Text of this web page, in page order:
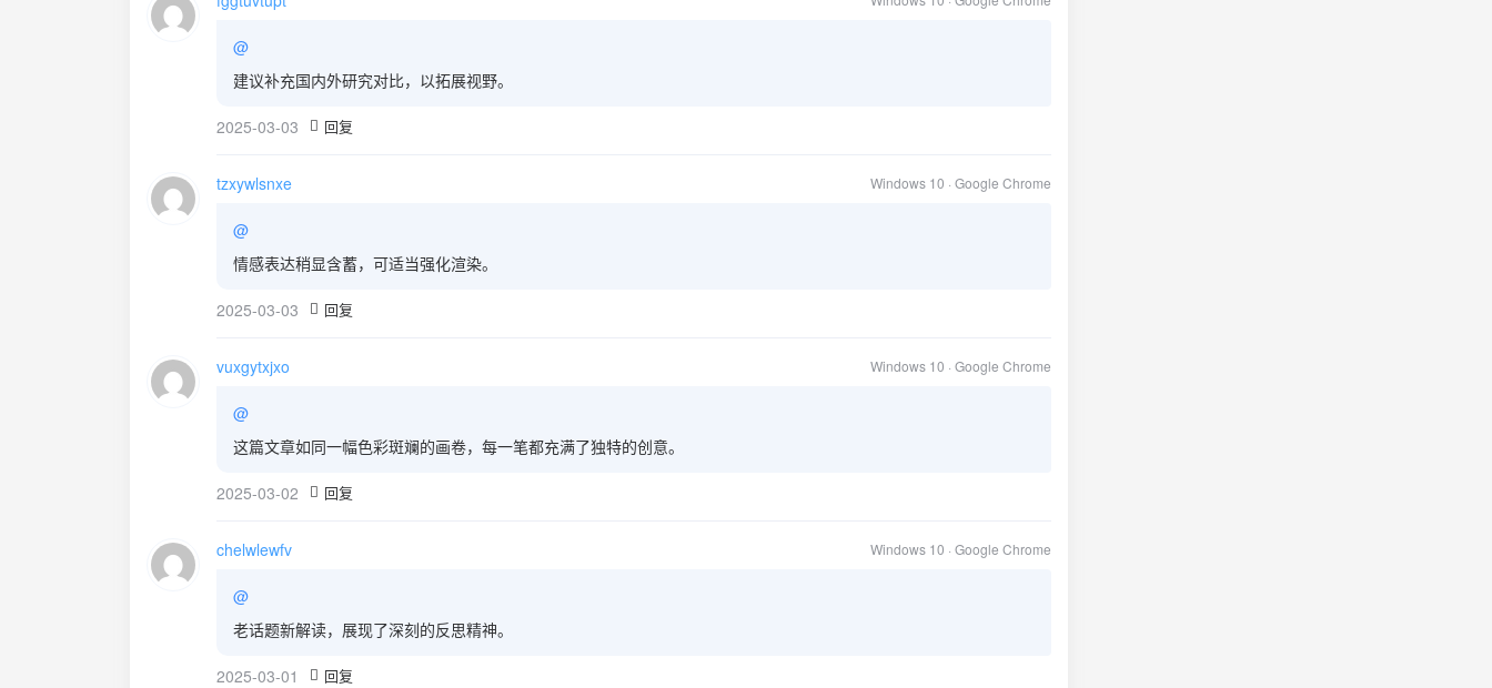
@
建议补充国内外研究对比，以拓展视野。
2025-03-03 回复
tzxywlsnxe Windows 10 · Google Chrome
@
情感表达稍显含蓄，可适当强化渲染。
2025-03-03 回复
vuxgytxjxo Windows 10 · Google Chrome
@
这篇文章如同一幅色彩斑斓的画卷，每一笔都充满了独特的创意。
2025-03-02 回复
chelwlewfv Windows 10 · Google Chrome
@
老话题新解读，展现了深刻的反思精神。
2025-03-01 回复